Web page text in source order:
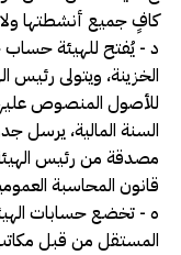
كافٍ جميع أنشطتها ولا
د -­ يُفتح للهيئة
الخزينة، ويتولى رئيس
للأصول المنصوص
السنة المالية، يرسل
مصدقة من رئيس
قانون المحاسبة
ه -­ تخضع حسابات
المستقل من قبل